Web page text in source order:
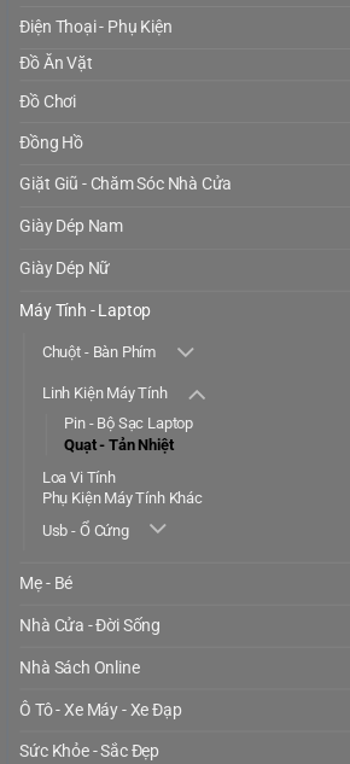
Điện Thoại - Phụ Kiện
Đồ Ăn Vặt
Đồ Chơi
Đồng Hồ
Giặt Giũ - Chăm Sóc Nhà Cửa
Giày Dép Nam
Giày Dép Nữ
Máy Tính - Laptop
Chuột - Bàn Phím
Linh Kiện Máy Tính
Pin - Bộ Sạc Laptop
Quạt - Tản Nhiệt
Loa Vi Tính
Phụ Kiện Máy Tính Khác
Usb - Ổ Cứng
Mẹ - Bé
Nhà Cửa - Đời Sống
Nhà Sách Online
Ô Tô - Xe Máy - Xe Đạp
Sức Khỏe - Sắc Đẹp